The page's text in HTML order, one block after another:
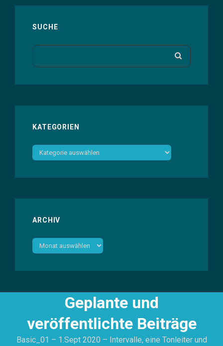
BEARBEITEN
„WARP-
SUCHE
Search
for:
KATEGORIEN
Kategorien
ARCHIV
Archiv
Geplante und
veröffentlichte Beiträge
Basic_01 – 1.Sept 2020 – Intervalle, eine Tonleiter und